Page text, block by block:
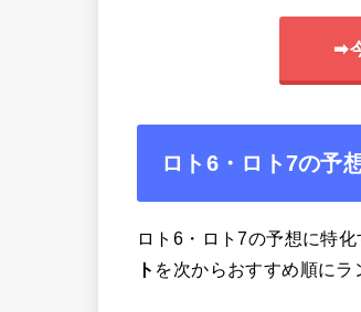
➡
ロト6・ロト7の予
ロト6・ロト7の予想に特
ト を次からおすすめ順にラ